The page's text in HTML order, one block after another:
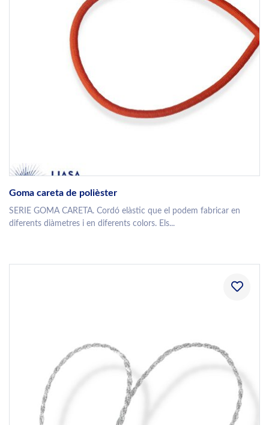
Goma careta de polièster
SERIE GOMA CARETA. Cordó elàstic que el podem fabricar en
diferents diàmetres i en diferents colors. Els...